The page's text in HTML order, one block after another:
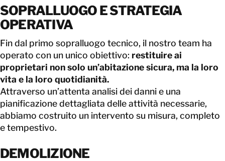
SOPRALLUOGO E STRATEGIA
OPERATIVA
Fin dal primo sopralluogo tecnico, il nostro team ha
operato con un unico obiettivo: restituire ai
proprietari non solo un’abitazione sicura, ma la loro
vita e la loro quotidianità.
Attraverso un’attenta analisi dei danni e una
pianificazione dettagliata delle attività necessarie,
abbiamo costruito un intervento su misura, completo
e tempestivo.
DEMOLIZIONE